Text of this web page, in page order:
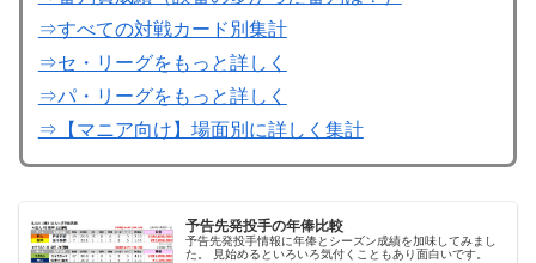
⇒すべての対戦カード別集計
⇒セ・リーグをもっと詳しく
⇒パ・リーグをもっと詳しく
⇒【マニア向け】場面別に詳しく集計
予告先発投手の年俸比較
予告先発投手情報に年俸とシーズン成績を加味してみまし
た。 見始めるといろいろ気付くこともあり面白いです。